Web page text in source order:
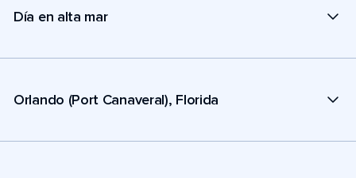
Día en alta mar
Orlando (Port Canaveral), Florida